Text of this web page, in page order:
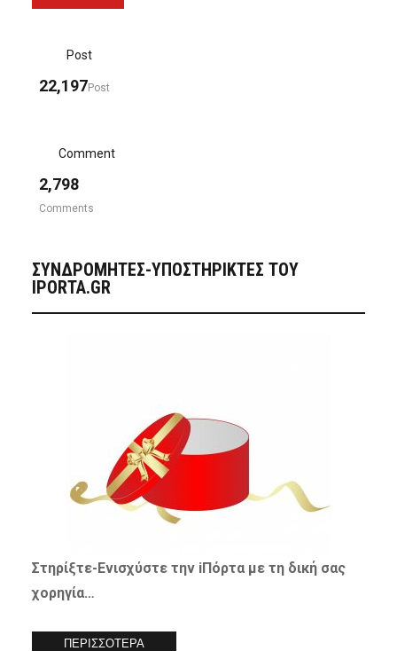
Post
22,197Post
Comment
2,798
Comments
ΣΥΝΔΡΟΜΗΤΈΣ-ΥΠΟΣΤΗΡΙΚΤΈΣ ΤΟΥ
IPORTA.GR
Στηρίξτε-Ενισχύστετην iΠόρτα με τη δική σας
χορηγία…
ΠΕΡΙΣΣΟΤΕΡΑ